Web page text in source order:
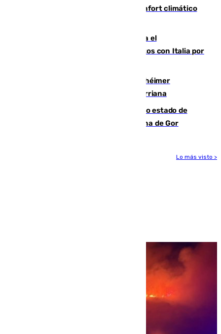
Málaga contabiliza 148 zonas de confort climático
Marlaska notifica a la Unión Europea el
restablecimiento de controles fronterizos con Italia por
Hallan sin vida al granadino con Alzhéimer
desaparecido hace una semana en Churriana
Encuentran un cadáver en avanzado estado de
descomposición en la localidad granadina de Gor
Lo más visto >